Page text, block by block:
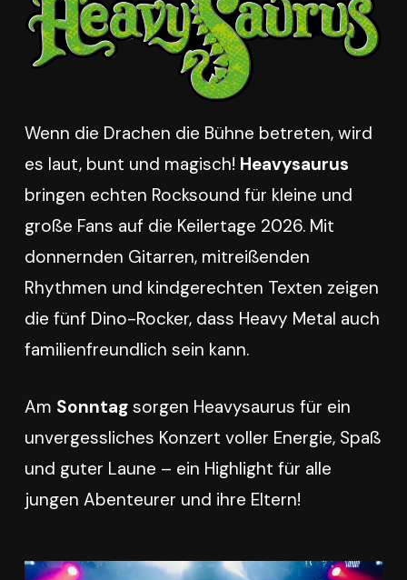
Wenn die Drachen die Bühne betreten, wird
es laut, bunt und magisch! Heavysaurus
bringen echten Rocksound für kleine und
große Fans auf die Keilertage 2026. Mit
donnernden Gitarren, mitreißenden
Rhythmen und kindgerechten Texten zeigen
die fünf Dino-Rocker, dass Heavy Metal auch
familienfreundlich sein kann.
Am Sonntagsorgen Heavysaurus für ein
unvergessliches Konzert voller Energie, Spaß
und guter Laune – ein Highlight für alle
jungen Abenteurer und ihre Eltern!